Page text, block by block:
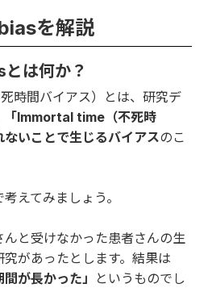
を解説
は何か？
時間バイアス）とは、研究デ
「Immortal time（不死時
いことで生じるバイアスのこ
えてみましょう。
と受けなかった患者さんの生
があったとします。結果は
が長かった」
というものでし